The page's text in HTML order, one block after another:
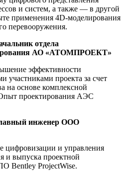
и систем, а также — в другой
применения 4D-моделирования
перевооружения.
отдела
АО «АТОМПРОЕКТ»
эффективности
участниками проекта за счет
на основе комплексной
проектирования АЭС
инженер ООО
цифровизации и управления
и выпуска проектной
Bentley ProjectWise.